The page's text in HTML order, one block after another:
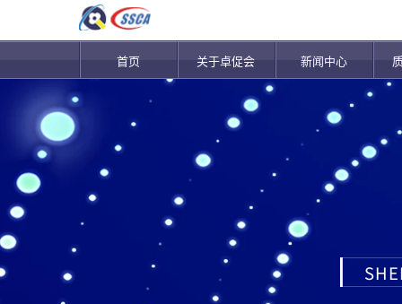
首页 关于卓促会 新闻中心